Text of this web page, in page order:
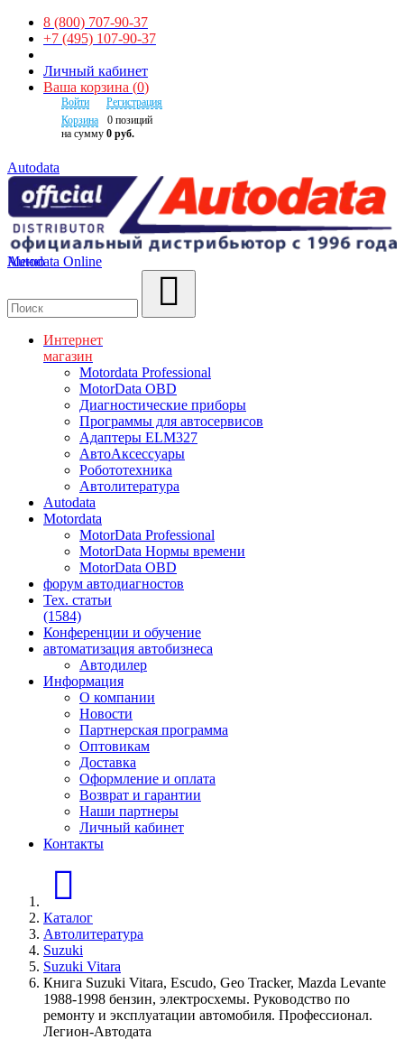
8 (800) 707-90-37
+7 (495) 107-90-37
Личный кабинет
Ваша корзина (0)
Войти
Регистрация
Корзина
0 позиций
на сумму 0 руб.
Autodata
Autodata Online
Меню
Интернет
магазин
Motordata Professional
MotorData OBD
Диагностические приборы
Программы для автосервисов
Адаптеры ELM327
АвтоАксессуары
Робототехника
Автолитература
Autodata
Motordata
MotorData Professional
MotorData Нормы времени
MotorData OBD
форум автодиагностов
Тех. статьи
(1584)
Конференции и обучение
автоматизация автобизнеса
Автодилер
Информация
О компании
Новости
Партнерская программа
Оптовикам
Доставка
Оформление и оплата
Возврат и гарантии
Наши партнеры
Личный кабинет
Контакты
Каталог
Автолитература
Suzuki
Suzuki Vitara
Книга Suzuki Vitara, Escudo, Geo Tracker, Mazda Levante
1988-1998 бензин, электросхемы. Руководство по
ремонту и эксплуатации автомобиля. Профессионал.
Легион-Aвтодата